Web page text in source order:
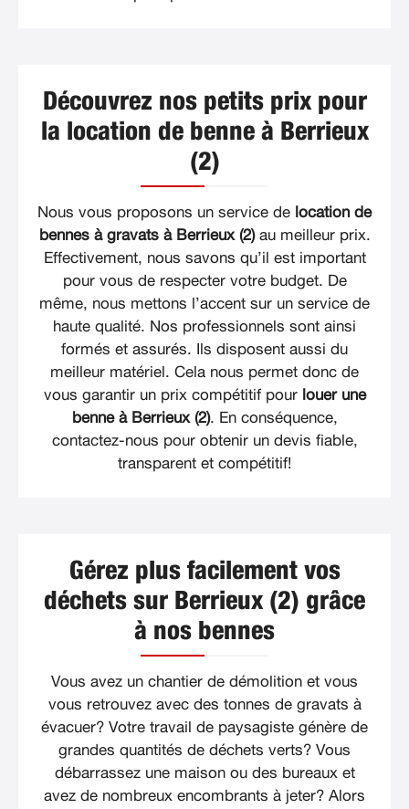
Découvrez nos petits prix pour
la location de benne à Berrieux
(2)
Nous vous proposons un service de location de
bennes à gravats à Berrieux (2)au meilleur prix.
Effectivement, nous savons qu’il est important
pour vous de respecter votre budget. De
même, nous mettons l’accent sur un service de
haute qualité. Nos professionnels sont ainsi
formés et assurés. Ils disposent aussi du
meilleur matériel. Cela nous permet donc de
vous garantir un prix compétitif pour louer une
benne à Berrieux (2). En conséquence,
contactez-nous pour obtenir un devis fiable,
transparent et compétitif!
Gérez plus facilement vos
déchets sur Berrieux (2) grâce
à nos bennes
Vous avez un chantier de démolition et vous
vous retrouvez avec des tonnes de gravats à
évacuer? Votre travail de paysagiste génère de
grandes quantités de déchets verts? Vous
débarrassez une maison ou des bureaux et
avez de nombreux encombrants à jeter? Alors